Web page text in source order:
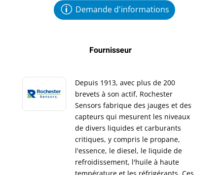
Demande d'informations
Fournisseur
Depuis 1913, avec plus de 200
brevets à son actif, Rochester
Sensors fabrique des jauges et des
capteurs qui mesurent les niveaux
de divers liquides et carburants
critiques, y compris le propane,
l'essence, le diesel, le liquide de
refroidissement, l'huile à haute